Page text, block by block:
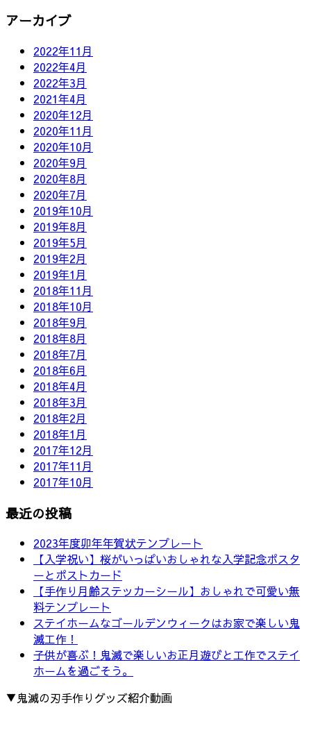
アーカイブ
2022年11月
2022年4月
2022年3月
2021年4月
2020年12月
2020年11月
2020年10月
2020年9月
2020年8月
2020年7月
2019年10月
2019年8月
2019年5月
2019年2月
2019年1月
2018年11月
2018年10月
2018年9月
2018年8月
2018年7月
2018年6月
2018年4月
2018年3月
2018年2月
2018年1月
2017年12月
2017年11月
2017年10月
最近の投稿
2023年度卯年年賀状テンプレート
【入学祝い】桜がいっぱいおしゃれな入学記念ポスタ
ーとポストカード
【手作り月齢ステッカーシール】おしゃれで可愛い無
料テンプレート
ステイホームなゴールデンウィークはお家で楽しい鬼
滅工作！
子供が喜ぶ！鬼滅で楽しいお正月遊びと工作でステイ
ホームを過ごそう。
▼鬼滅の刃手作りグッズ紹介動画